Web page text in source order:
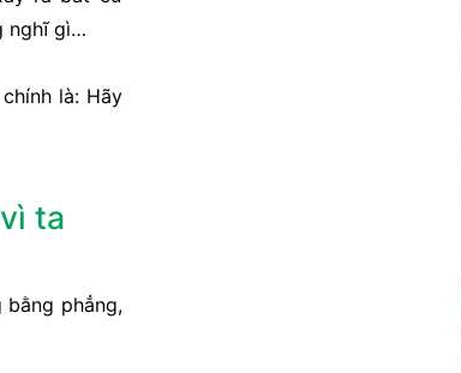
nghĩ gì…
là: Hãy
ta
bằng phẳng,